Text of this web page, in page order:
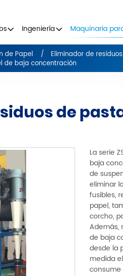
Ingeniería Maquinaria
de Papel
Eliminador de
de baja concentración
de
La serie
baja
de
eliminar
fusibles,
papel,
corcho,
Además,
de baja
desde la
medida